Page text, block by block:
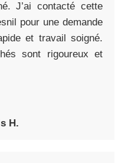
J’ai contacté cette
pour une demande
et travail soigné.
sont rigoureux et
H.